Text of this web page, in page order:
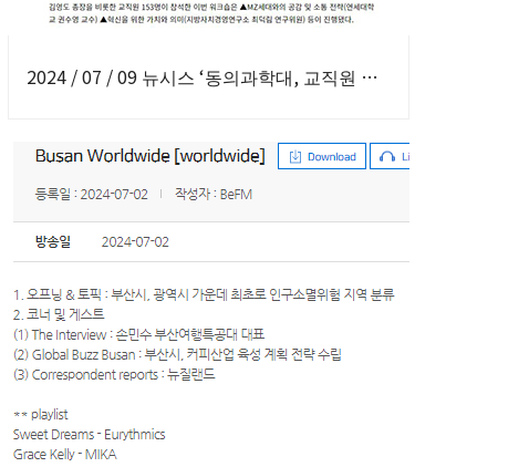
2024 / 07 / 09 뉴시스 ‘동의과학대, 교직원 직무역량 강화 워크숍 등’ 보도